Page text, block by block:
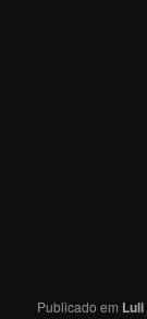
Publicado em Luli